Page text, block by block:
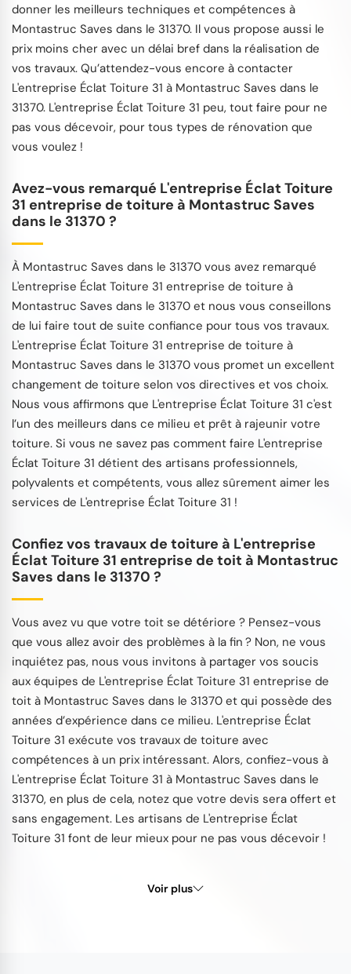
donner les meilleurs techniques et compétences à
Montastruc Saves dans le 31370. Il vous propose aussi le
prix moins cher avec un délai bref dans la réalisation de
vos travaux. Qu’attendez-vous encore à contacter
L'entreprise Éclat Toiture 31 à Montastruc Saves dans le
31370. L'entreprise Éclat Toiture 31 peu, tout faire pour ne
pas vous décevoir, pour tous types de rénovation que
vous voulez !
Avez-vous remarqué L'entreprise Éclat Toiture
31 entreprise de toiture à Montastruc Saves
dans le 31370 ?
À Montastruc Saves dans le 31370 vous avez remarqué
L'entreprise Éclat Toiture 31 entreprise de toiture à
Montastruc Saves dans le 31370 et nous vous conseillons
de lui faire tout de suite confiance pour tous vos travaux.
L'entreprise Éclat Toiture 31 entreprise de toiture à
Montastruc Saves dans le 31370 vous promet un excellent
changement de toiture selon vos directives et vos choix.
Nous vous affirmons que L'entreprise Éclat Toiture 31 c'est
l’un des meilleurs dans ce milieu et prêt à rajeunir votre
toiture. Si vous ne savez pas comment faire L'entreprise
Éclat Toiture 31 détient des artisans professionnels,
polyvalents et compétents, vous allez sûrement aimer les
services de L'entreprise Éclat Toiture 31 !
Confiez vos travaux de toiture à L'entreprise
Éclat Toiture 31 entreprise de toit à Montastruc
Saves dans le 31370 ?
Vous avez vu que votre toit se détériore ? Pensez-vous
que vous allez avoir des problèmes à la fin ? Non, ne vous
inquiétez pas, nous vous invitons à partager vos soucis
aux équipes de L'entreprise Éclat Toiture 31 entreprise de
toit à Montastruc Saves dans le 31370 et qui possède des
années d’expérience dans ce milieu. L'entreprise Éclat
Toiture 31 exécute vos travaux de toiture avec
compétences à un prix intéressant. Alors, confiez-vous à
L'entreprise Éclat Toiture 31 à Montastruc Saves dans le
31370, en plus de cela, notez que votre devis sera offert et
sans engagement. Les artisans de L'entreprise Éclat
Toiture 31 font de leur mieux pour ne pas vous décevoir !
Voir plus